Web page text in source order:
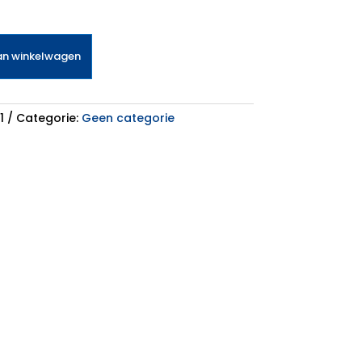
winkelwagen
Categorie: Geen categorie